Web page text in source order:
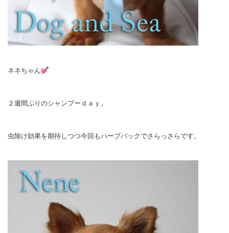
ネネちゃん
２週間ぶりのシャンプーｄａｙ。
虫除け効果を期待しつつ今回もハーブパックでさらっさらです。